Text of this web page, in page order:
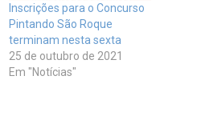
Inscrições para o Concurso
Pintando São Roque
terminam nesta sexta
25 de outubro de 2021
Em "Notícias"